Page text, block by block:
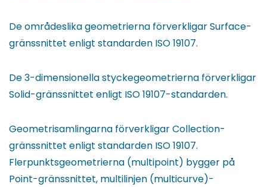
De områdeslika geometrierna förverkligar Surface-
gränssnittet enligt standarden ISO 19107.
De 3-dimensionella styckegeometrierna förverkligar
Solid-gränssnittet enligt ISO 19107-standarden.
Geometrisamlingarna förverkligar Collection-
gränssnittet enligt standarden ISO 19107.
Flerpunktsgeometrierna (multipoint) bygger på
Point-gränssnittet, multilinjen (multicurve)-